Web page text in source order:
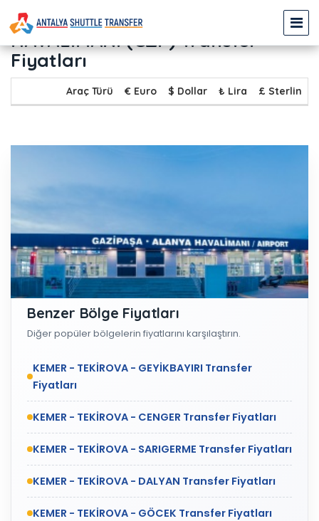
KEMER - TEKİROVA - GAZİPAŞA
HAVALİMANI (GZP) Transfer
Fiyatları
Araç Türü € Euro $ Dollar ₺ Lira £ Sterlin
Benzer Bölge Fiyatları
Diğer popüler bölgelerin fiyatlarını karşılaştırın.
KEMER - TEKİROVA - GEYİKBAYIRI Transfer
Fiyatları
KEMER - TEKİROVA - CENGER Transfer Fiyatları
KEMER - TEKİROVA - SARIGERME Transfer Fiyatları
KEMER - TEKİROVA - DALYAN Transfer Fiyatları
KEMER - TEKİROVA - GÖCEK Transfer Fiyatları